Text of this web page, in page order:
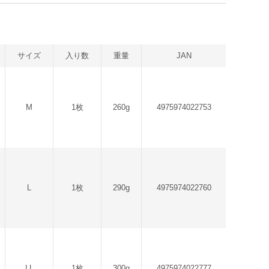
サイズ 入り数 重量 JAN
M 1枚 260g 4975974022753
L 1枚 290g 4975974022760